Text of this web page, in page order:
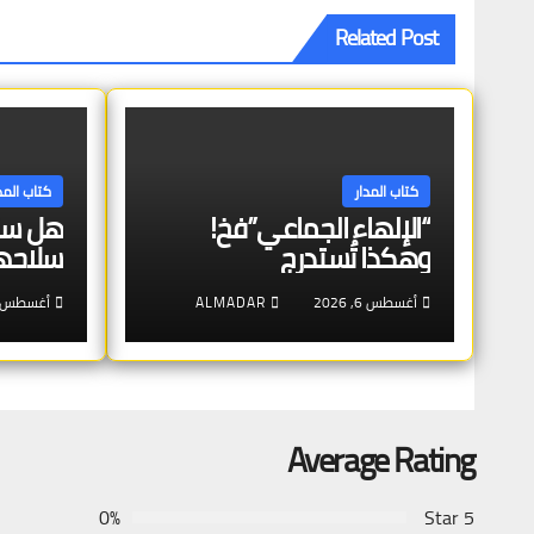
Related Post
كتاب المدار
“الإلهاء الجماعي”فخ!
وهكذا تُستدرج
أغسطس 6, 2026 ALMADAR
كتاب
هل
أغسطس 6, 2026
Average Rating
5 Star
0%